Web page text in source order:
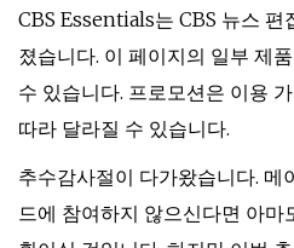
CBS Essentials는 CBS 뉴스 편
졌습니다. 이 페이지의 일부 제
수 있습니다. 프로모션은 이용
따라 달라질 수 있습니다.
추수감사절이 다가왔습니다. 메
드에 참여하지 않으신다면 아마